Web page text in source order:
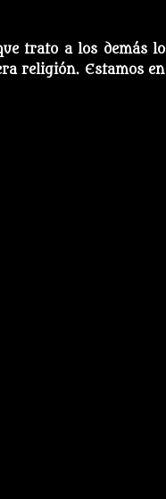
trato a los demás lo
religión. Estamos en